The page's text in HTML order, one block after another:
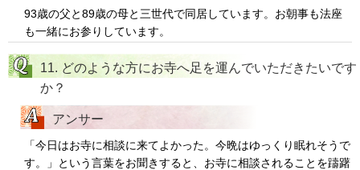
93歳の父と89歳の母と三世代で同居しています。お朝事も法座
も一緒にお参りしています。
11. どのような方にお寺へ足を運んでいただきたいです
か？
アンサー
「今日はお寺に相談に来てよかった。今晩はゆっくり眠れそうで
す。」という言葉をお聞きすると、お寺に相談されることを躊躇